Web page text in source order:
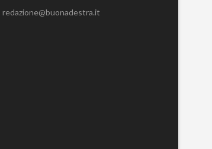
redazione@buonadestra.it